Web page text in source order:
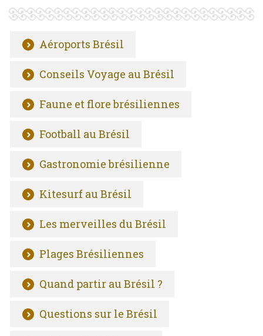
Aéroports Brésil
Conseils Voyage au Brésil
Faune et flore brésiliennes
Football au Brésil
Gastronomie brésilienne
Kitesurf au Brésil
Les merveilles du Brésil
Plages Brésiliennes
Quand partir au Brésil ?
Questions sur le Brésil